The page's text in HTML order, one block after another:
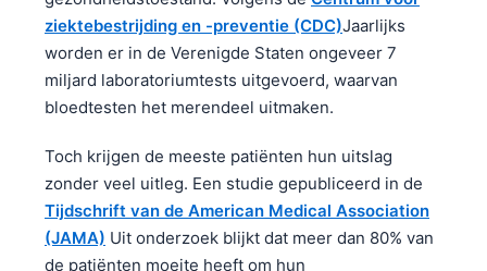
ziektebestrijding en -preventie (CDC)Jaarlijks
worden er in de Verenigde Staten ongeveer 7
miljard laboratoriumtests uitgevoerd, waarvan
bloedtesten het merendeel uitmaken.
Toch krijgen de meeste patiënten hun uitslag
zonder veel uitleg. Een studie gepubliceerd in de
Tijdschrift van de American Medical Association
(JAMA) Uit onderzoek blijkt dat meer dan 80% van
de patiënten moeite heeft om hun